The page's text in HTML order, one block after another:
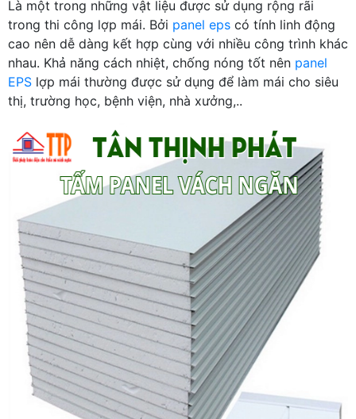
Là một trong những vật liệu được sử dụng rộng rãi
trong thi công lợp mái. Bởi panel eps có tính linh động
cao nên dễ dàng kết hợp cùng với nhiều công trình khác
nhau. Khả năng cách nhiệt, chống nóng tốt nên panel
EPS lợp mái thường được sử dụng để làm mái cho siêu
thị, trường học, bệnh viện, nhà xưởng,..